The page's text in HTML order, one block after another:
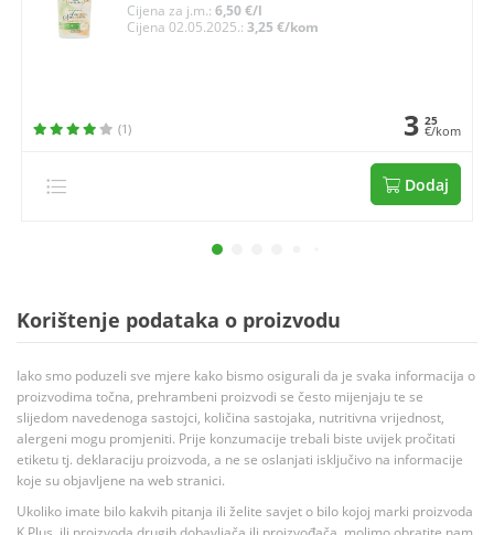
Cijena za j.m.:6,50 €/l
Cijena 02.05.2025.:3,25 €/kom
(1) 3 25
€/kom
Dodaj
Korištenje podataka o proizvodu
Iako smo poduzeli sve mjere kako bismo osigurali da je svaka informacija o
proizvodima točna, prehrambeni proizvodi se često mijenjaju te se
slijedom navedenoga sastojci, količina sastojaka, nutritivna vrijednost,
alergeni mogu promjeniti. Prije konzumacije trebali biste uvijek pročitati
etiketu tj. deklaraciju proizvoda, a ne se oslanjati isključivo na informacije
koje su objavljene na web stranici.
Ukoliko imate bilo kakvih pitanja ili želite savjet o bilo kojoj marki proizvoda